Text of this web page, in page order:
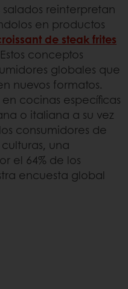
reinterpretan
en productos
de steak frites
conceptos
globales que
nuevos formatos.
cocinas específicas
o italiana a su vez
consumidores de
una
el 64% de los
encuesta global